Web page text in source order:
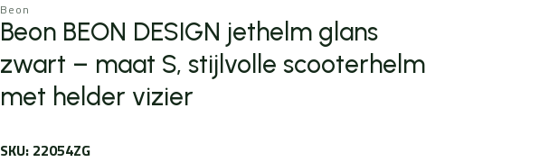
Beon
Beon BEON DESIGN jethelm glans
zwart – maat S, stijlvolle scooterhelm
met helder vizier
SKU: 22054ZG